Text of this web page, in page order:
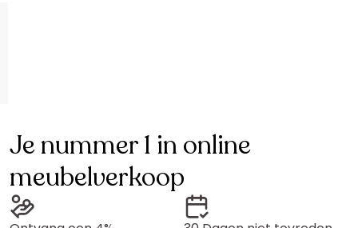
Je nummer 1 in online
meubelverkoop